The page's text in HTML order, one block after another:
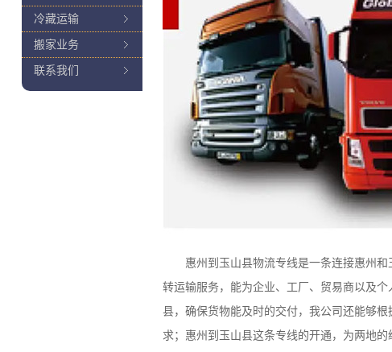
惠州到玉山县物流专线是一条连接惠州和
转运输服务，能为企业、工厂、贸易商以及
县，确保货物能及时的交付，我公司还能够
求；惠州到玉山县这条专线的开通，为两地
冷藏运输
搬家业务
联系我们